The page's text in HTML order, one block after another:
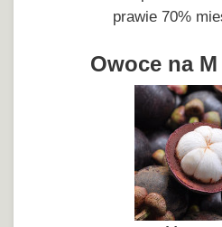
prawie 70%
Owoce na